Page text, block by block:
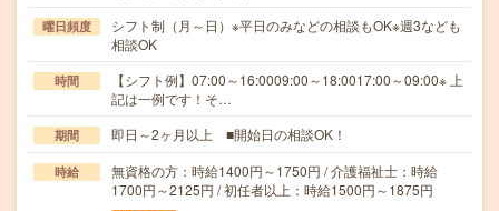
曜日頻度
シフト制（月～日）※平日のみなどの相談もOK※週3なども
相談OK
時間
【シフト例】07:00～16:0009:00～18:0017:00～09:00※ 上
記は一例です！そ…
期間 即日～2ヶ月以上 ■開始日の相談OK！
時給
無資格の方：時給1400円～1750円 / 介護福祉士：時給
1700円～2125円 / 初任者以上：時給1500円～1875円